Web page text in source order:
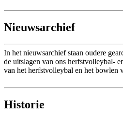
Nieuwsarchief
In het nieuwsarchief staan oudere
de uitslagen van ons herfstvolleybal-
van het herfstvolleybal en het bowlen
Historie